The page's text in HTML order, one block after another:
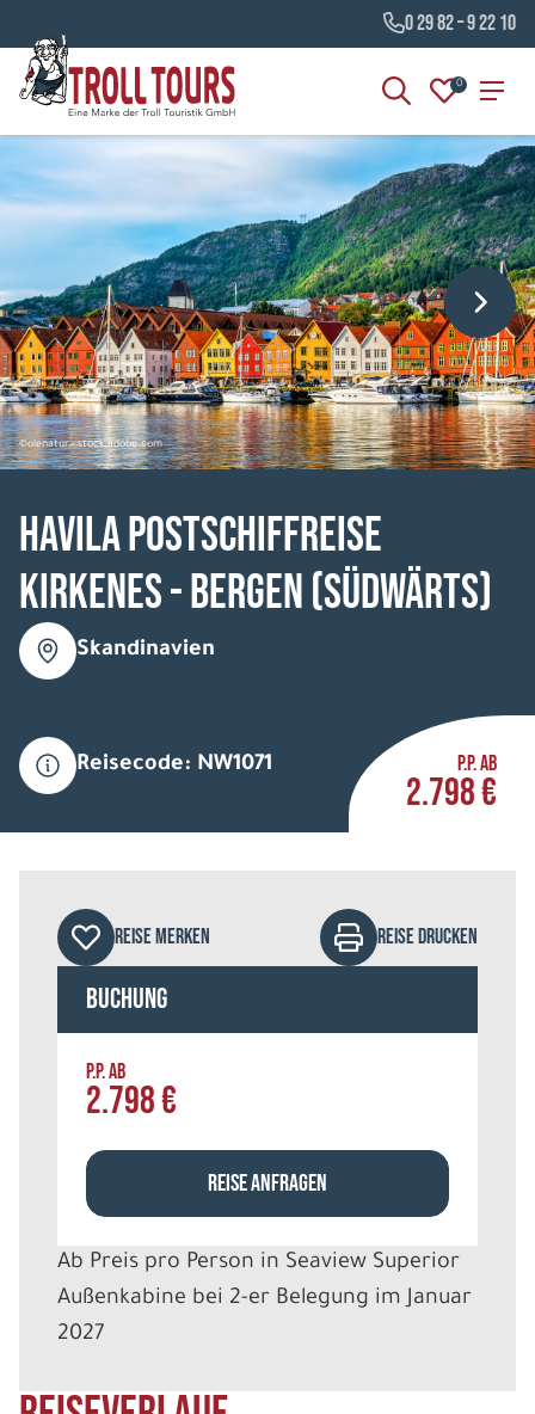
0 29 82 – 9 22 10
0
©olenatur - stock.adobe.com
HAVILA Postschiffreise
Kirkenes - Bergen (südwärts)
Skandinavien
Reisecode: NW1071 P.P. AB
2.798 €
REISE MERKEN REISE DRUCKEN
Buchung
P.P. AB
2.798 €
REISE ANFRAGEN
Ab Preis pro Person in Seaview Superior
Außenkabine bei 2-er Belegung im Januar
2027